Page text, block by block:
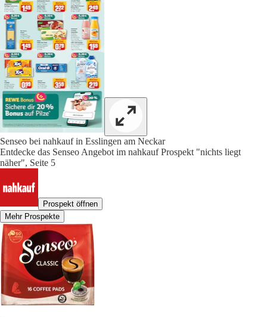
Senseo bei nahkauf in Esslingen am Neckar
Entdecke das Senseo Angebot im nahkauf Prospekt "nichts liegt
näher", Seite 5
Prospekt öffnen
Mehr Prospekte